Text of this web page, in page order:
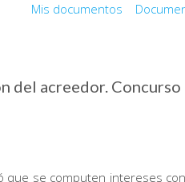
Mis documentos
del acreedor.
que se computen intereses